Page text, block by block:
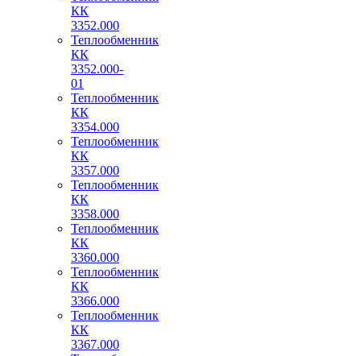
КК
3352.000
Теплообменник
КК
3352.000-
01
Теплообменник
КК
3354.000
Теплообменник
КК
3357.000
Теплообменник
КК
3358.000
Теплообменник
КК
3360.000
Теплообменник
КК
3366.000
Теплообменник
КК
3367.000